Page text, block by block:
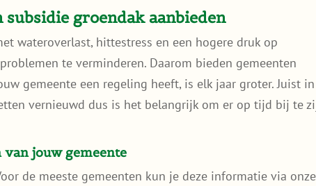
groendak aanbieden
wateroverlast, hittestress en een hogere druk op
te verminderen. Daarom bieden gemeenten
gemeente een regeling heeft, is elk jaar groter. Juist in
vernieuwd dus is het belangrijk om er op tijd bij te
van jouw gemeente
de meeste gemeenten kun je deze informatie via onze